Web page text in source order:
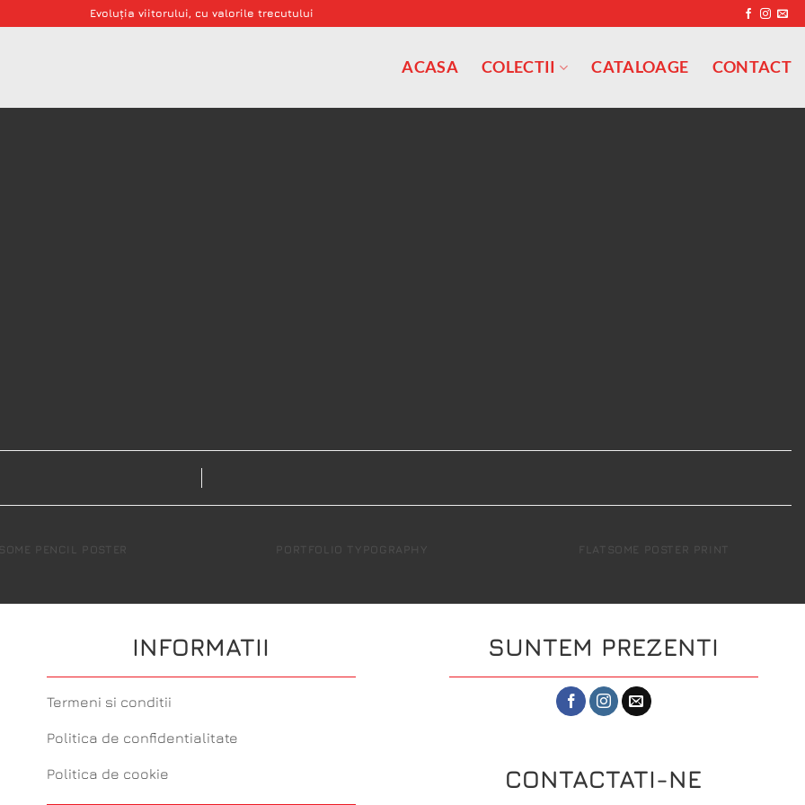
Evoluția viitorului, cu valorile trecutului
ACASA COLECTII CATALOAGE CONTACT
PENCIL POSTER PORTFOLIO TYPOGRAPHY FLATSOME POSTER PRINT
INFORMATII
Termeni si conditii
Politica de confidentialitate
Politica de cookie
SUNTEM PREZENTI
CONTACTATI-NE